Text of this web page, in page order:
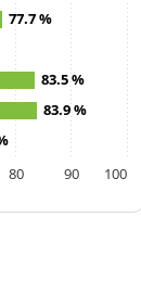
77.7 %
83.5 %
83.9 %
80 90 100